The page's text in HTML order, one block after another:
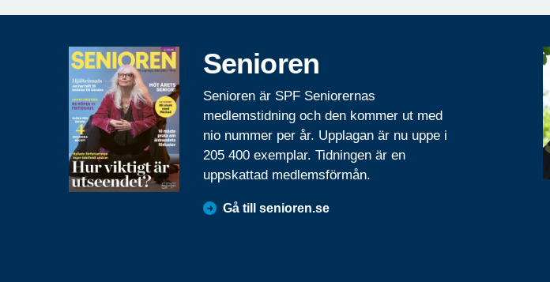
Senioren
Senioren är SPF Seniorernas
medlemstidning och den kommer ut med
nio nummer per år. Upplagan är nu uppe i
205 400 exemplar. Tidningen är en
uppskattad medlemsförmån.
Gå till senioren.se